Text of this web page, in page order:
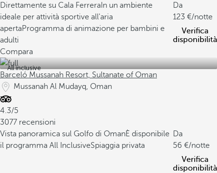
Direttamente su Cala Ferrera In un ambiente
ideale per attività sportive all'aria
apertaProgramma di animazione per bambini e
adulti
Da
123
/notte
Verifica
disponibilità
Compara
All inclusive
Barceló Mussanah Resort, Sultanate of Oman
Mussanah Al Mudayq, Oman
4.3/5
3077 recensioni
Vista panoramica sul Golfo di OmanÈ disponibile
il programma All InclusiveSpiaggia privata
Da
56
/notte
Verifica
disponibilità